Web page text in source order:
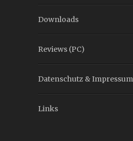
Downloads
Reviews (PC)
Datenschutz & Impressum
Links